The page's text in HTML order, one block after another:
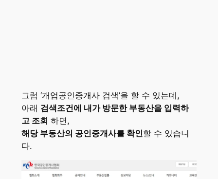
그럼 ‘개업공인중개사 검색’을 할 수 있는데,
아래 검색조건에 내가 방문한 부동산을 입력하
고 조회 하면,
해당 부동산의 공인중개사를 확인할 수 있습니
다.